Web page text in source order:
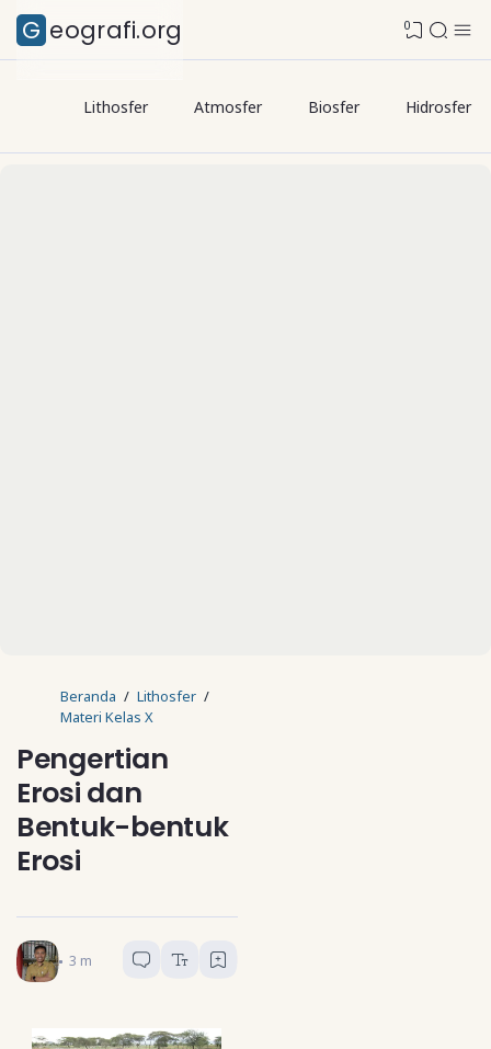
Geografi.org 0
Lithosfer Atmosfer Biosfer Hidrosfer
Beranda
Lithosfer
Materi Kelas X
Pengertian
Erosi dan
Bentuk-bentuk
Erosi
Guru Geografi
3 menit baca